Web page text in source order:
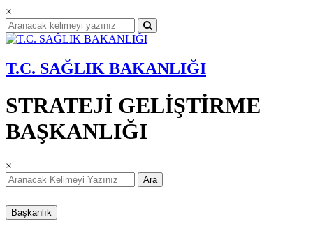
×
T.C. SAĞLIK BAKANLIĞI
STRATEJİ GELİŞTİRME
BAŞKANLIĞI
×
Ara
Başkanlık